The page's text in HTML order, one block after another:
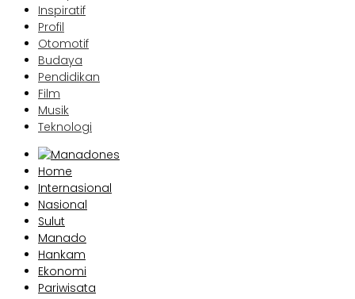
Inspiratif
Profil
Otomotif
Budaya
Pendidikan
Film
Musik
Teknologi
Home
Internasional
Nasional
Sulut
Manado
Hankam
Ekonomi
Pariwisata